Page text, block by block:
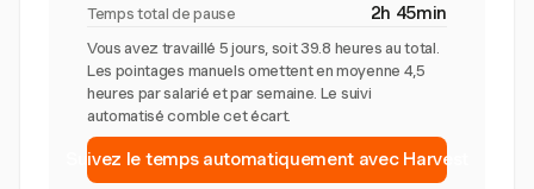
Temps total de pause 2h 45min
Vous avez travaillé 5 jours, soit 39.8 heures au total.
Les pointages manuels omettent en moyenne 4,5
heures par salarié et par semaine. Le suivi
automatisé comble cet écart.
Suivez le temps automatiquement avec Harvest